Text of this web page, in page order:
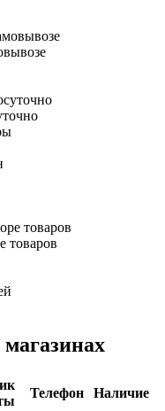
товаров
Телефон Наличие